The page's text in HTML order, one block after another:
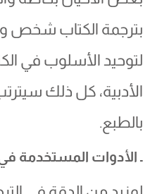
بترجمة الكتاب شخص
لتوحيد الأسلوب في
الأدبية، كل ذلك
بالطبع.
ـ الأدوات المستخدمة